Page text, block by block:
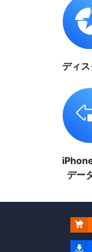
ディ
デー

